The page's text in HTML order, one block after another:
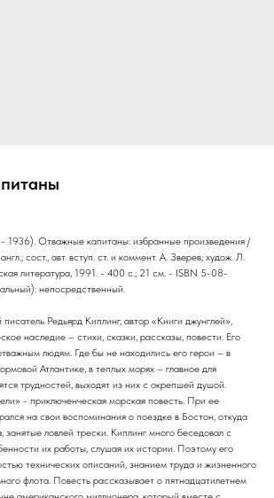
1936). Отважные капитаны: избранные произведения /
сост., авт. вступ. ст. и коммент. А. Зверев; худож. Л.
литература, 1991. - 400 с.; 21 см. - ISBN 5-08-
непосредственный.
Редьярд Киплинг, автор «Книги джунглей»,
наследие – стихи, сказки, рассказы, повести. Его
людям. Где бы не находились его герои – в
Атлантике, в теплых морях – главное для
трудностей, выходят из них с окрепшей душой.
- приключенческая морская повесть. При ее
на свои воспоминания о поездке в Бостон, откуда
занятые ловлей трески. Киплинг много беседовал с
их работы, слушая их истории. Поэтому его
технических описаний, знанием труда и жизненного
флота. Повесть рассказывает о пятнадцатилетнем